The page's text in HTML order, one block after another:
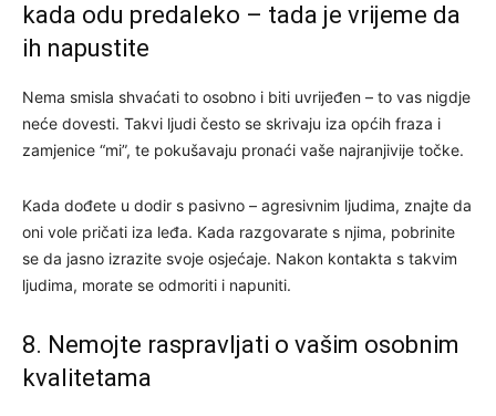
kada odu predaleko – tada je vrijeme da
ih napustite
Nema smisla shvaćati to osobno i biti uvrijeđen – to vas nigdje
neće dovesti. Takvi ljudi često se skrivaju iza općih fraza i
zamjenice “mi”, te pokušavaju pronaći vaše najranjivije točke.
Kada dođete u dodir s pasivno – agresivnim ljudima, znajte da
oni vole pričati iza leđa. Kada razgovarate s njima, pobrinite
se da jasno izrazite svoje osjećaje. Nakon kontakta s takvim
ljudima, morate se odmoriti i napuniti.
8. Nemojte raspravljati o vašim osobnim
kvalitetama